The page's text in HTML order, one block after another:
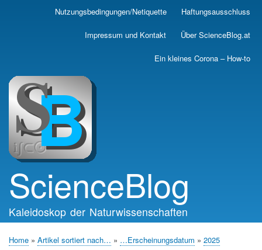
Skip
main
Nutzungsbedingungen/Netiquette Haftungsausschluss
Impressum und Kontakt Über ScienceBlog.at
Ein kleines Corona – How-to
ScienceBlog
Kaleidoskop der Naturwissenschaften
Home Artikel sortiert nach… …Erscheinungsdatum 2025